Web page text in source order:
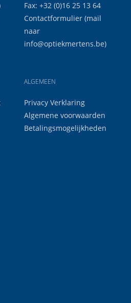
Fax: +32 (0)16 25 13 64
Contactformulier (mail
naar
info@optiekmertens.be)
ALGEMEEN
Privacy Verklaring
Algemene voorwaarden
Betalingsmogelijkheden